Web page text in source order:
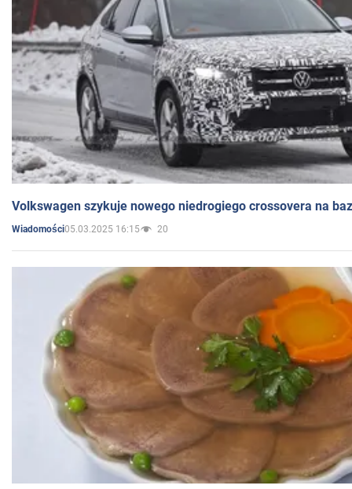
Volkswagen szykuje nowego niedrogiego crossovera na
Wiadomości05.03.2025 16:15 20